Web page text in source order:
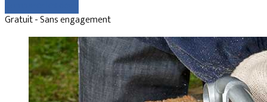
Gratuit - Sans engagement